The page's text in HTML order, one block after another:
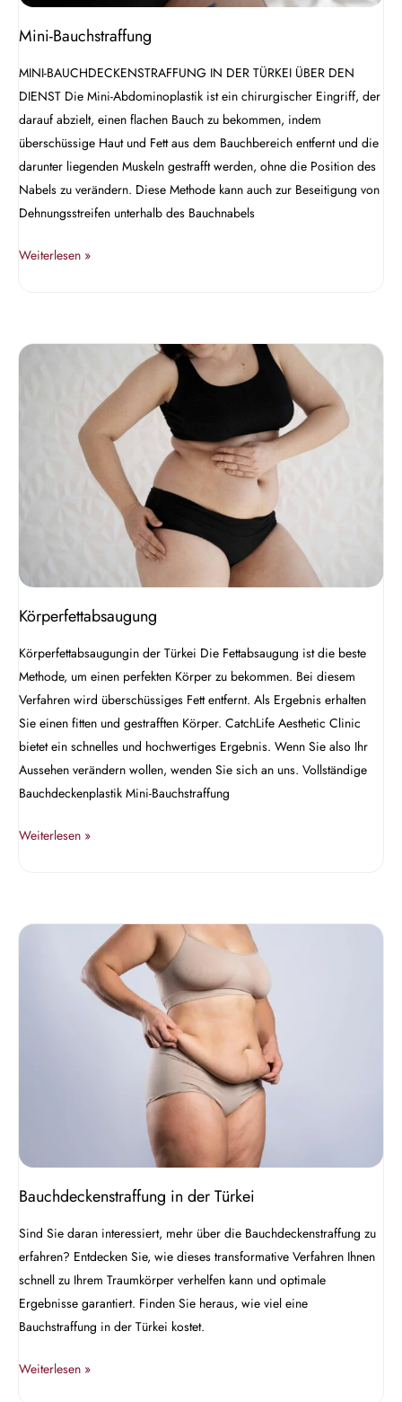
Mini-Bauchstraffung
MINI-BAUCHDECKENSTRAFFUNG IN DER TÜRKEI ÜBER DEN
DIENST Die Mini-Abdominoplastik ist ein chirurgischer Eingriff, der
darauf abzielt, einen flachen Bauch zu bekommen, indem
überschüssige Haut und Fett aus dem Bauchbereich entfernt und die
darunter liegenden Muskeln gestrafft werden, ohne die Position des
Nabels zu verändern. Diese Methode kann auch zur Beseitigung von
Dehnungsstreifen unterhalb des Bauchnabels
Weiterlesen »
Körperfettabsaugung
Körperfettabsaugungin der Türkei Die Fettabsaugung ist die beste
Methode, um einen perfekten Körper zu bekommen. Bei diesem
Verfahren wird überschüssiges Fett entfernt. Als Ergebnis erhalten
Sie einen fitten und gestrafften Körper. CatchLife Aesthetic Clinic
bietet ein schnelles und hochwertiges Ergebnis. Wenn Sie also Ihr
Aussehen verändern wollen, wenden Sie sich an uns. Vollständige
Bauchdeckenplastik Mini-Bauchstraffung
Körperfettabsaugung
Weiterlesen »
Bauchdeckenstraffung in der Türkei
Sind Sie daran interessiert, mehr über die Bauchdeckenstraffung zu
erfahren? Entdecken Sie, wie dieses transformative Verfahren Ihnen
schnell zu Ihrem Traumkörper verhelfen kann und optimale
Ergebnisse garantiert. Finden Sie heraus, wie viel eine
Bauchstraffung in der Türkei kostet.
Bauchdeckenstraffung
Weiterlesen »